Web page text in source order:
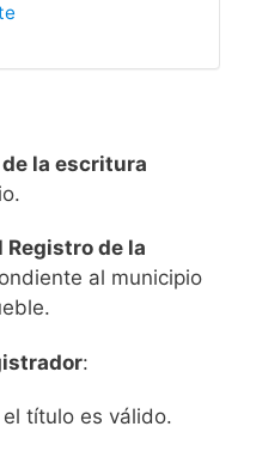
la escritura
Registro de la
al municipio
:
título es válido.